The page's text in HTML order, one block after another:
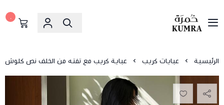
خمرة
٠
الرئيسية عبايات كريب عباية كريب مع تفته من الخلف نص كلوش